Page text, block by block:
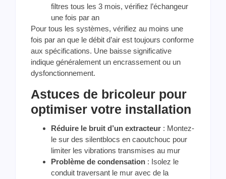
filtres tous les 3 mois, vérifiez l’échangeur
une fois par an
Pour tous les systèmes, vérifiez au moins une
fois par an que le débit d’air est toujours conforme
aux spécifications. Une baisse significative
indique généralement un encrassement ou un
dysfonctionnement.
Astuces de bricoleur pour
optimiser votre installation
Réduire le bruit d’un extracteur : Montez-
le sur des silentblocs en caoutchouc pour
limiter les vibrations transmises au mur
Problème de condensation : Isolez le
conduit traversant le mur avec de la